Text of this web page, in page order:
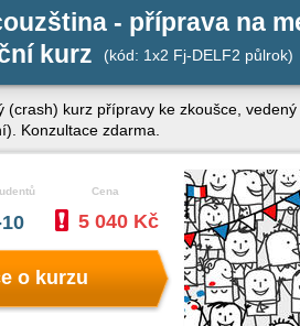
- příprava na
kurz
(kód: 1x2 Fj-DELF2 půlrok)
(crash) kurz přípravy ke zkoušce,
Konzultace zdarma.
Cena
5 040 Kč
o kurzu